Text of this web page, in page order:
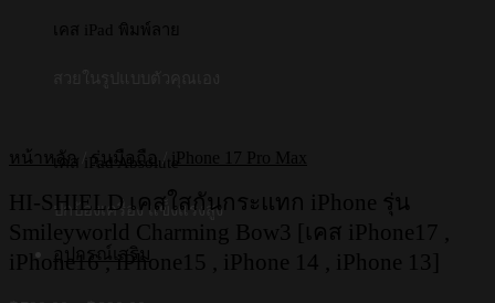
เคส iPad พิมพ์ลาย
เคส iPad Absolute
ปกป้องเครื่อง แข็งแรงสูง
อุปกรณ์เสริม
หน้าหลัก / รุ่นมือถือ / iPhone 17 Pro Max
HI-SHIELD เคสใสกันกระแทก iPhone รุ่น
Smileyworld Charming Bow3 [เคส iPhone17 ,
iPhone16 , iPhone15 , iPhone 14 , iPhone 13]